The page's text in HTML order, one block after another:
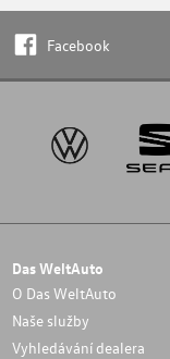
Facebook
Das WeltAuto
O Das WeltAuto
Naše služby
Vyhledávání dealera